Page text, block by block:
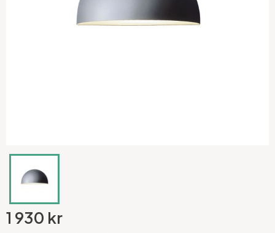
1 930 kr